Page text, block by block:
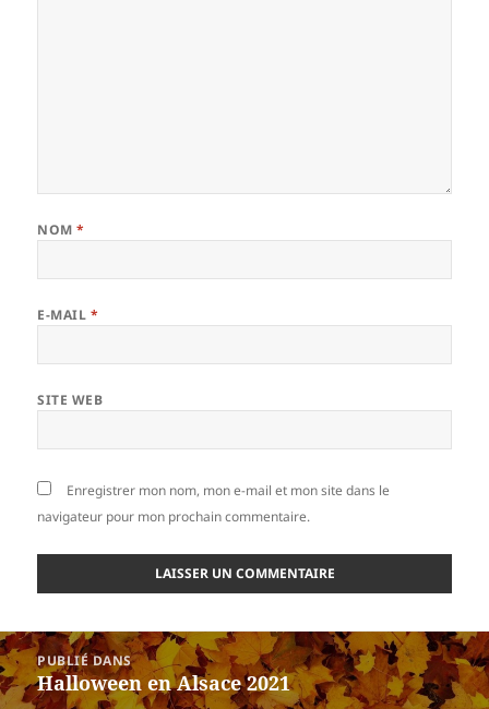
NOM*
E-MAIL *
SITE WEB
Enregistrer mon nom, mon e-mail et mon site dans le
navigateur pour mon prochain commentaire.
Navigation
de
l’article
PUBLIÉ DANS
Halloween en Alsace 2021